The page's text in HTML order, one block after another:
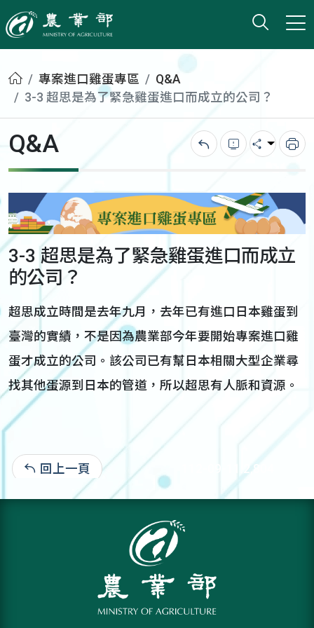
農業部
打開
小版
首頁專案進口雞蛋專區
Q&A
3-3 超思是為了緊急雞蛋進口而成立的公司？
Q&A 回上一頁錯誤回報
分享 列
3-3 超思是為了緊急雞蛋進口而成立
的公司？
超思成立時間是去年九月，去年已有進口日本雞蛋到
臺灣的實績，不是因為農業部今年要開始專案進口雞
蛋才成立的公司。該公司已有幫日本相關大型企業尋
找其他蛋源到日本的管道，所以超思有人脈和資源。
回上一頁 112-09-11:2,804